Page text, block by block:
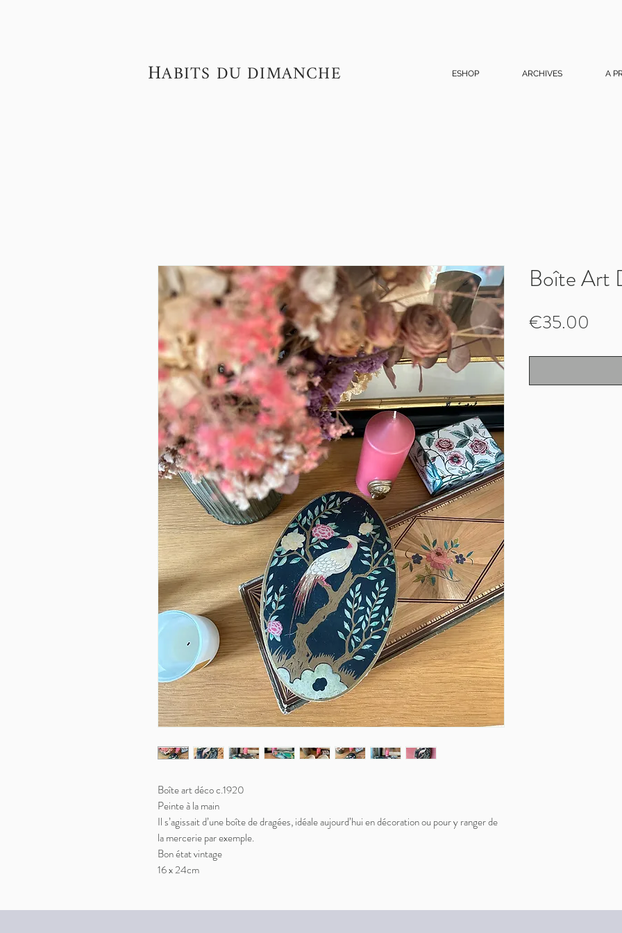
HABITS DU DIMANCHE ESHOP ARCHIVES A
Boîte art déco c.1920
Peinte à la main
Il s’agissait d’une boîte de dragées, idéale aujourd’hui en décoration ou pour y ranger de
la mercerie par exemple.
Bon état vintage
16 x 24cm
Boîte Art
€35.00